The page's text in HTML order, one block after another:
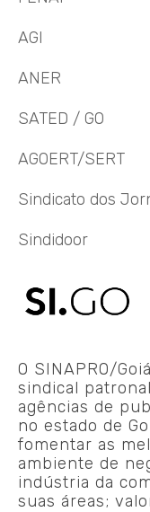
O SINAPRO/
sindical
agências de
no estado de
fomentar as
ambiente de
indústria da
suas áreas;
AGI
ANER
SATED / GO
AGOERT/SERT
Sindicato dos
Sindidoor